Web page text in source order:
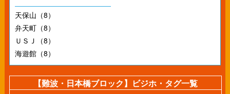
天保山（8）
弁天町（8）
ＵＳＪ（8）
海遊館（8）
【難波・日本橋ブロック】ビジホ・タグ一覧